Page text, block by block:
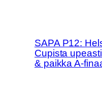
SAPA P12:
Cupista
& paikka A-